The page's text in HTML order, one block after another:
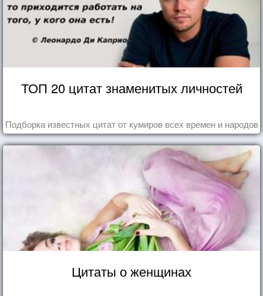
ТОП 20 цитат знаменитых личностей
Подборка известных цитат от кумиров всех времен и народов
Цитаты о женщинах